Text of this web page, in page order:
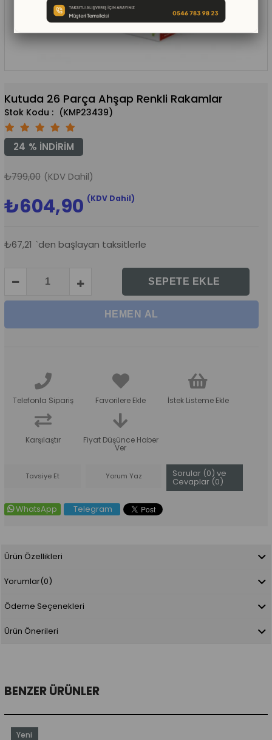
Kutuda 26 Parça Ahşap Renkli Rakamlar
(KMP23439)
%
24 İNDIRIM
₺799,00 (KDV Dahil)
₺604,90 (KDV Dahil)
₺67,21 `den başlayan taksitlerle
Telefonla Sipariş Favorilere Ekle İstek Listeme Ekle
Karşılaştır Fiyat Düşünce Haber
Ver
Tavsiye Et Yorum Yaz Sorular (0) ve
Cevaplar (0)
WhatsApp Telegram
Ürün Özellikleri
Yorumlar(0)
Ödeme Seçenekleri
Ürün Önerileri
BENZER ÜRÜNLER
Yeni